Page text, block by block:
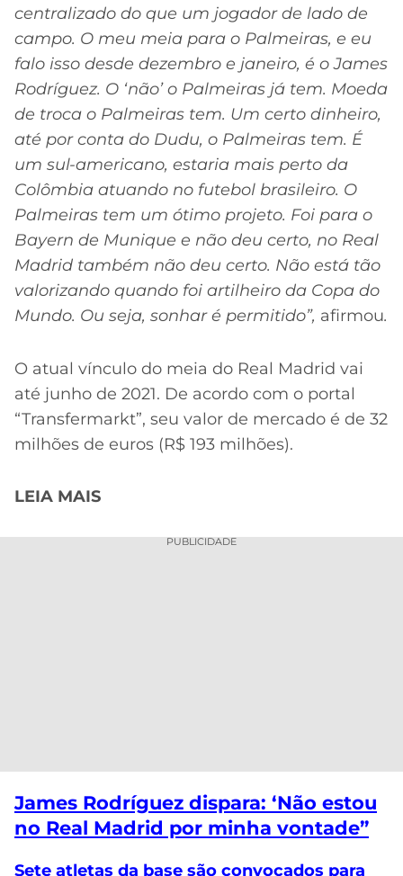
centralizado do que um jogador de lado de
campo. O meu meia para o Palmeiras, e eu
falo isso desde dezembro e janeiro, é o James
Rodríguez. O ‘não’ o Palmeiras já tem. Moeda
de troca o Palmeiras tem. Um certo dinheiro,
até por conta do Dudu, o Palmeiras tem. É
um sul-americano, estaria mais perto da
Colômbia atuando no futebol brasileiro. O
Palmeiras tem um ótimo projeto. Foi para o
Bayern de Munique e não deu certo, no Real
Madrid também não deu certo. Não está tão
valorizando quando foi artilheiro da Copa do
Mundo. Ou seja, sonhar é permitido”, afirmou.
O atual vínculo do meia do Real Madrid vai
até junho de 2021. De acordo com o portal
“Transfermarkt”, seu valor de mercado é de 32
milhões de euros (R$ 193 milhões).
LEIA MAIS
PUBLICIDADE
James Rodríguez dispara: ‘Não estou
no Real Madrid por minha vontade”
Sete atletas da base são convocados para